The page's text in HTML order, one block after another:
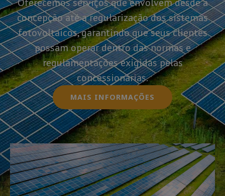
concepção até a regularização dos sistemas
fotovoltaicos, garantindo que seus clientes
possam operar dentro das normas e
regulamentações exigidas pelas
concessionárias.
MAIS INFORMAÇÕES